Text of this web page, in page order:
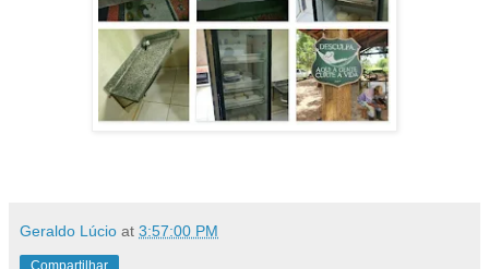
Geraldo Lúcio at 3:57:00 PM
Compartilhar